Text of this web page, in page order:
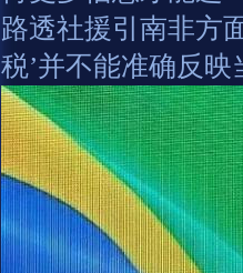
路透社援引南非方
税’并不能准确反